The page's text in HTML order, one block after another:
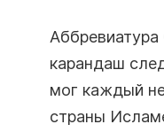
карандаш
мог каждый
страны